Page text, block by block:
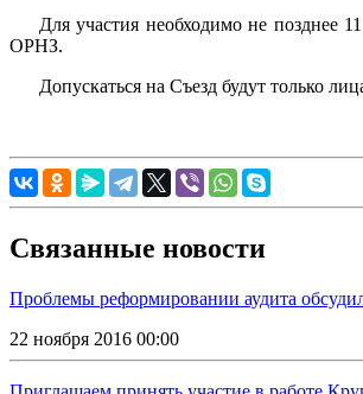
Для участия необходимо не
ОРНЗ.
Допускаться на Съезд будут только
Связанные новости
Проблемы реформировании аудита
22 ноября 2016 00:00